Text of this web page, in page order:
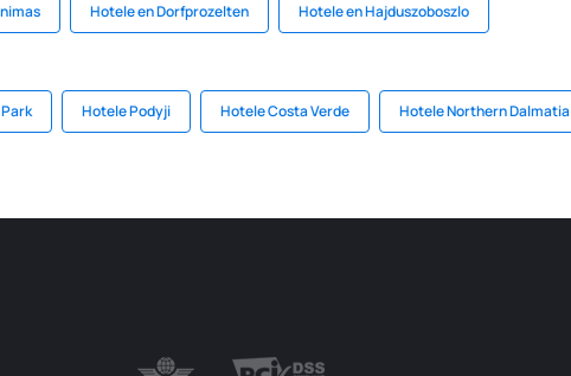
Hotele en Dorfprozelten Hotele en Hajduszoboszlo
Hotele Podyji Hotele Costa Verde Hotele Northern Dalmatia